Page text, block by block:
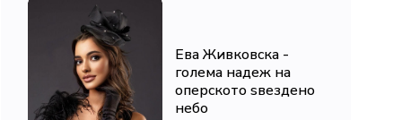
Ева Живковска -
голема надеж на
оперското ѕвездено
небо